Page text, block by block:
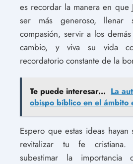
es recordar la manera en que
ser más generoso, llenar
compasión, servir a los
cambio, y viva su vida
recordatorio constante de la
Te puede interesar... La
obispo bíblico en el ámbito
Espero que estas ideas
revitalizar tu fe
subestimar la importancia